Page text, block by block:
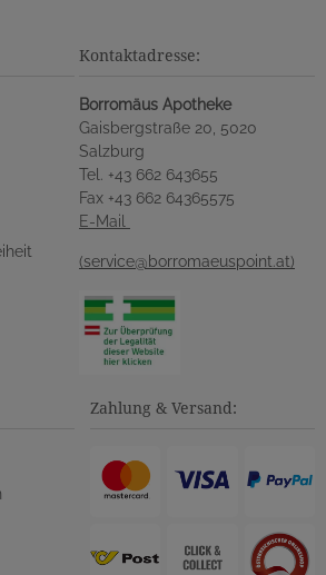
Kontaktadresse:
Borromäus Apotheke
Gaisbergstraße 20, 5020
Salzburg
Tel. +43 662 643655
Fax +43 662 64365575
E-Mail
(service@borromaeuspoint.at)
Zahlung & Versand: